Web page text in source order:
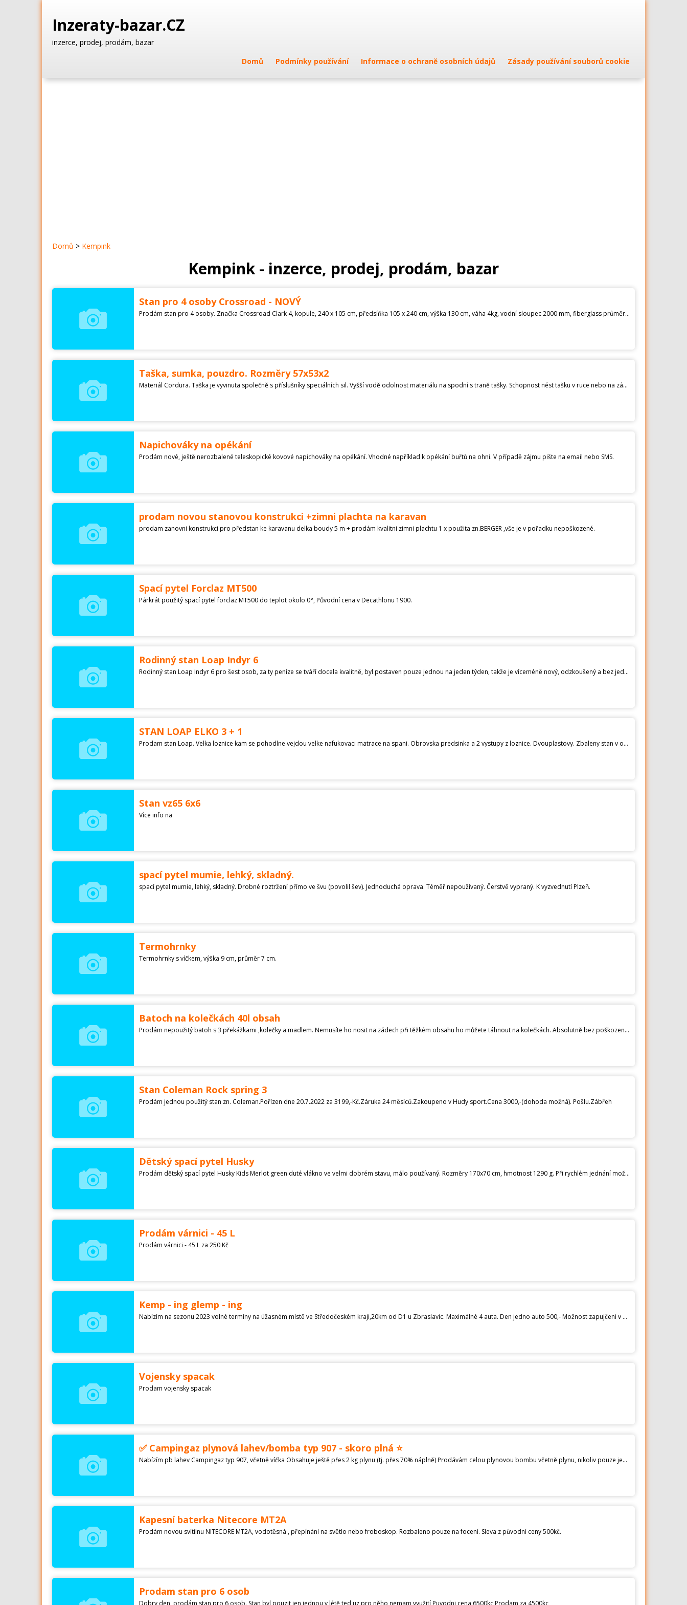
Inzeraty-bazar.CZ
inzerce, prodej, prodám, bazar
Domů
Podmínky používání Informace o ochraně osobních údajů Zásady používání souborů cookie
Domů > Kempink
Kempink - inzerce, prodej, prodám, bazar
Stan pro 4 osoby Crossroad - NOVÝ
Prodám stan pro 4 osoby. Značka Crossroad Clark 4, kopule, 240 x 105 cm, předsíňka 105 x 240 cm, výška 130 cm, váha 4kg, vodní sloupec 2000 mm, fiberglass průměr 8,5 mm, barva zelená. Pouze jednou použitý. Cena 1250,- Kč.
Taška, sumka, pouzdro. Rozměry 57x53x2
Materiál Cordura. Taška je vyvinuta společně s příslušníky speciálních sil. Vyšší vodě odolnost materiálu na spodní s traně tašky. Schopnost nést tašku v ruce nebo na zádech.
Napichováky na opékání
Prodám nové, ještě nerozbalené teleskopické kovové napichováky na opékání. Vhodné například k opékání buřtů na ohni. V případě zájmu pište na email nebo SMS.
prodam novou stanovou konstrukci +zimni plachta na karavan
prodam zanovni konstrukci pro předstan ke karavanu delka boudy 5 m + prodám kvalitni zimni plachtu 1 x použita zn.BERGER ,vše je v pořadku nepoškozené.
Spací pytel Forclaz MT500
Párkrát použitý spací pytel forclaz MT500 do teplot okolo 0°, Původní cena v Decathlonu 1900.
Rodinný stan Loap Indyr 6
Rodinný stan Loap Indyr 6 pro šest osob, za ty peníze se tváří docela kvalitně, byl postaven pouze jednou na jeden týden, takže je víceméně nový, odzkoušený a bez jediné zavady. Má tři vchody, takže s ohledem na terén a obsazenost kempu, si můžete vybrat ten nejvhodnější vchod a v horkém létu se nechá krásně vyvětrat. Má velkou prostornou předsíň, ve které si případně mohou ustlat další lidé, stan je pro čtyřčlennou rodinu úplně super, nás je pět proto ho chci poslat dále, kdo ho využije na 100%. Mailem můžu poslat fakturu (záruku) puvodni cena 3400, dnes už stojí 4500
STAN LOAP ELKO 3 + 1
Prodam stan Loap. Velka loznice kam se pohodlne vejdou velke nafukovaci matrace na spani. Obrovska predsinka a 2 vystupy z loznice. Dvouplastovy. Zbaleny stan v obalu ma 50x23cm. Osobni odber v Praze.
Stan vz65 6x6
Více info na
spací pytel mumie, lehký, skladný.
spací pytel mumie, lehký, skladný. Drobné roztržení přímo ve švu (povolil šev). Jednoduchá oprava. Téměř nepoužívaný. Čerstvě vypraný. K vyzvednutí Plzeň.
Termohrnky
Termohrnky s víčkem, výška 9 cm, průměr 7 cm.
Batoch na kolečkách 40l obsah
Prodám nepoužitý batoh s 3 překážkami ,kolečky a madlem. Nemusíte ho nosit na zádech při těžkém obsahu ho můžete táhnout na kolečkách. Absolutně bez poškození, akorát je trochu zaprášen. Prodám z důvodu nevyužití. Podívejte se na moje ostatní inzeráty. Stačí kliknout na mé jméno.
Stan Coleman Rock spring 3
Prodám jednou použitý stan zn. Coleman.Pořízen dne 20.7.2022 za 3199,-Kč.Záruka 24 měsíců.Zakoupeno v Hudy sport.Cena 3000,-(dohoda možná). Pošlu.Zábřeh
Dětský spací pytel Husky
Prodám dětský spací pytel Husky Kids Merlot green duté vlákno ve velmi dobrém stavu, málo používaný. Rozměry 170x70 cm, hmotnost 1290 g. Při rychlém jednání možná sleva.
Prodám várnici - 45 L
Prodám várnici - 45 L za 250 Kč
Kemp - ing glemp - ing
Nabízím na sezonu 2023 volné termíny na úžasném místě ve Středočeském kraji,20km od D1 u Zbraslavic. Maximálné 4 auta. Den jedno auto 500,- Možnost zapujčeni v mistě MB MarcoPolo s vozikem 2500,- den. Vyspí se až 5 lidí.
Vojensky spacak
Prodam vojensky spacak
✅ Campingaz plynová lahev/bomba typ 907 - skoro plná ⭐
Nabízím pb lahev Campingaz typ 907, včetně víčka Obsahuje ještě přes 2 kg plynu (tj. přes 70% náplně) Prodávám celou plynovou bombu včetně plynu, nikoliv pouze jen doplnění plynu do této lahve. Běžná cena samotné lahve bez plynu je 1700 Kč Velikost (bez víčka): ø 20,3 x 23,5 cm obj. kód dodavatele 79785 EAN 3138522064006
Kapesní baterka Nitecore MT2A
Prodám novou svítilnu NITECORE MT2A, vodotěsná , přepínání na světlo nebo froboskop. Rozbaleno pouze na focení. Sleva z původní ceny 500kč.
Prodam stan pro 6 osob
Dobry den, prodám stan pro 6 osob. Stan byl pouzit jen jednou v létě ted uz pro něho nemam využití Puvodni cena 6500kc Prodam za 4500kc